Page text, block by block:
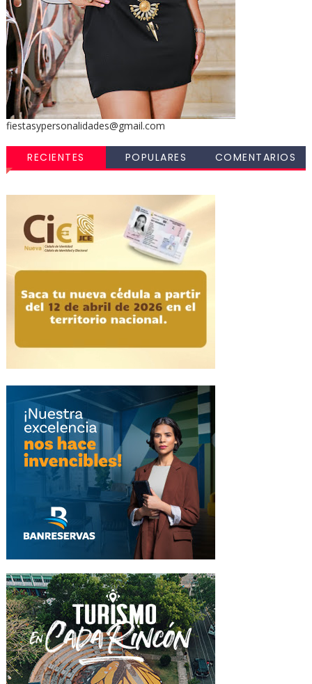
fiestasypersonalidades@gmail.com
RECIENTES POPULARES COMENTARIOS